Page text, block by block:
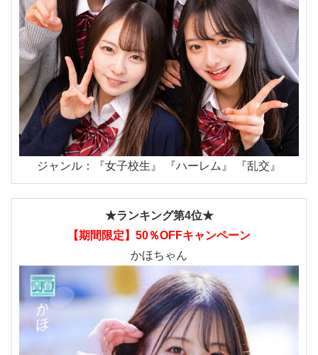
ジャンル：『女子校生』 『ハーレム』 『乱交』
★ランキング第4位★
【期間限定】50％OFFキャンペーン
かほちゃん